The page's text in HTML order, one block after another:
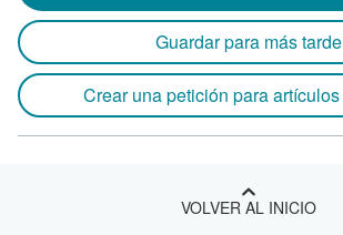
Guardar para más tarde
Crear una petición para
VOLVER AL INICIO